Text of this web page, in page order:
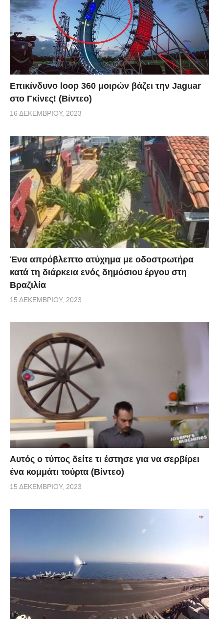
Επικίνδυνο loop 360 μοιρών βάζει την Jaguar
στο Γκίνες! (Βίντεο)
16 ΔΕΚΕΜΒΡΊΟΥ, 2023
Ένα απρόβλεπτο ατύχημα με οδοστρωτήρα
κατά τη διάρκεια ενός δημόσιου έργου στη
Βραζιλία
15 ΔΕΚΕΜΒΡΊΟΥ, 2023
Αυτός ο τύπος δείτε τι έστησε για να σερβίρει
ένα κομμάτι τούρτα (Βίντεο)
15 ΔΕΚΕΜΒΡΊΟΥ, 2023